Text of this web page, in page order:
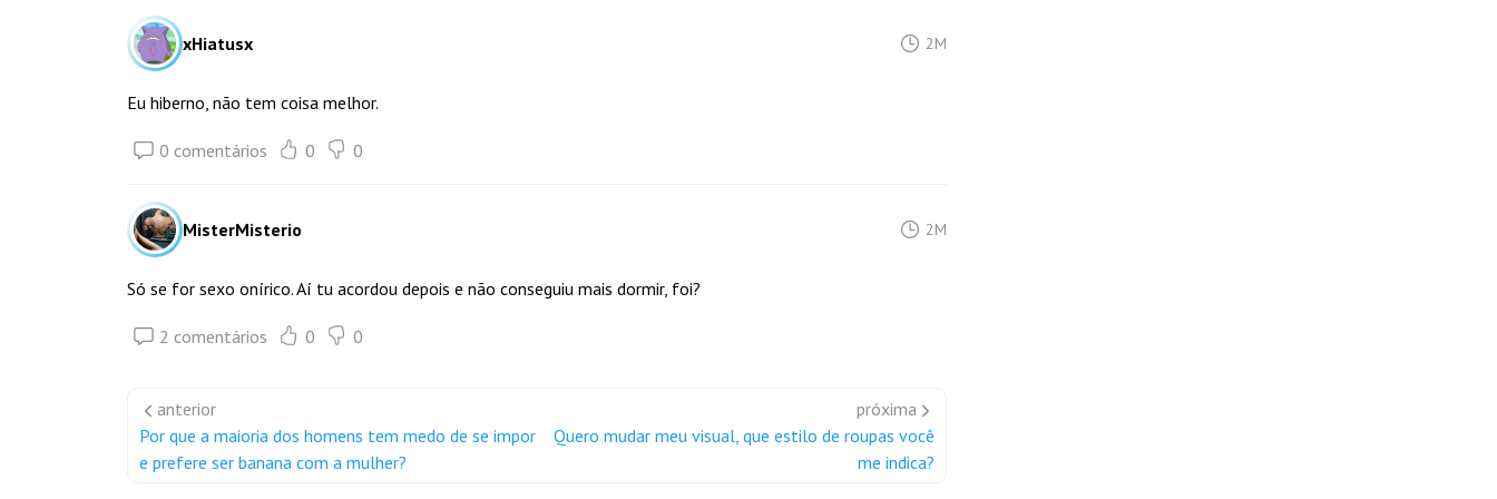
xHiatusx 2M
Eu hiberno, não tem coisa melhor.
0 comentários 0 0
MisterMisterio 2M
Só se for sexo onírico. Aí tu acordou depois e não conseguiu mais dormir, foi?
2 comentários 0 0
anterior
Por que a maioria dos homens tem medo de se impor
e prefere ser banana com a mulher?
próxima
Quero mudar meu visual, que estilo de roupas você
me indica?